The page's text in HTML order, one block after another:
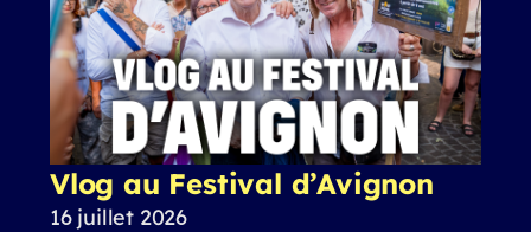
Vlog au Festival d’Avignon
16 juillet 2026